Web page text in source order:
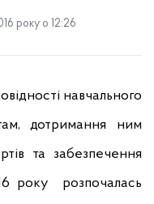
року о 12:26
навчального
дотримання ним
та забезпечення
року
розпочалась